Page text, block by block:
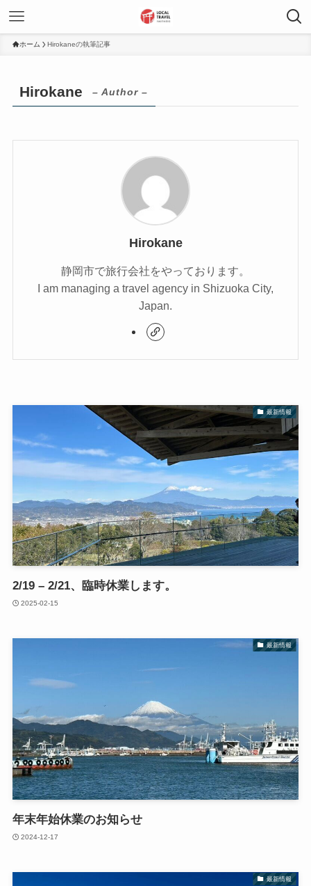
ホーム Hirokaneの執筆記事
Hirokane – Author –
Hirokane
静岡市で旅行会社をやっております。
I am managing a travel agency in Shizuoka City,
Japan.
最新情報
2/19 – 2/21、臨時休業します。
2025-02-15
最新情報
年末年始休業のお知らせ
2024-12-17
最新情報